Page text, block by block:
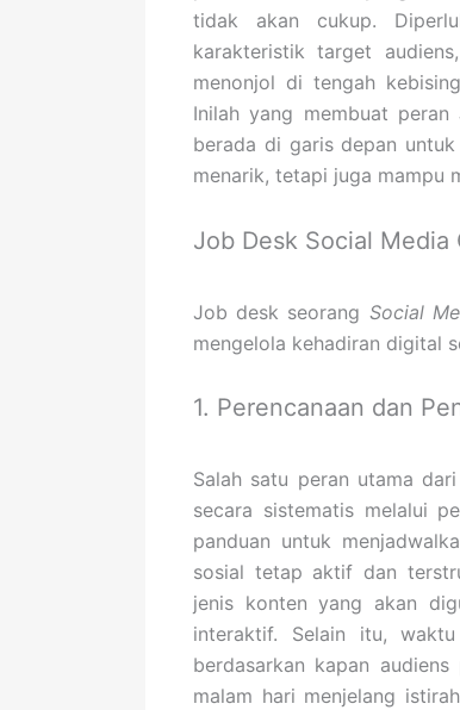
tidak akan cukup.
karakteristik target
menonjol di tengah
Inilah yang membuat peran
berada di garis depan
menarik, tetapi juga mampu
Job Desk Social Media
Job desk seorang Social
mengelola kehadiran digital
1. Perencanaan dan
Salah satu peran utama
secara sistematis melalui
panduan untuk
sosial tetap aktif dan
jenis konten yang akan
interaktif. Selain itu,
berdasarkan kapan
malam hari menjelang